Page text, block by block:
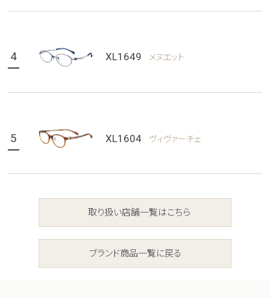
4 XL1649 メヌエット
5 XL1604 ヴィヴァーチェ
取り扱い店舗一覧はこちら
ブランド商品一覧に戻る